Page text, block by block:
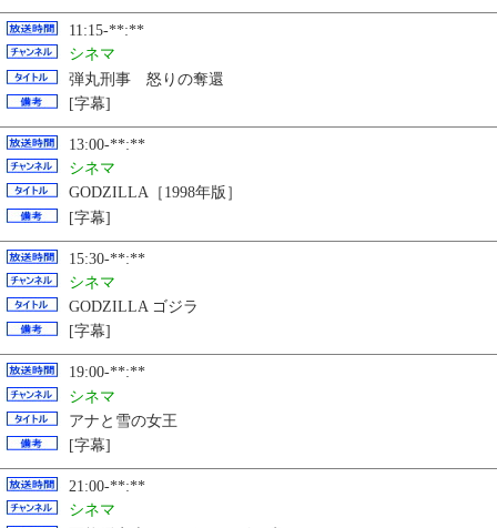
11:15-**:**
シネマ
弾丸刑事 怒りの奪還
[字幕]
13:00-**:**
シネマ
GODZILLA［1998年版］
[字幕]
15:30-**:**
シネマ
GODZILLA ゴジラ
[字幕]
19:00-**:**
シネマ
アナと雪の女王
[字幕]
21:00-**:**
シネマ